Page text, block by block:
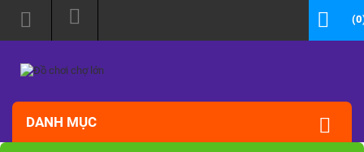
DANH MỤC